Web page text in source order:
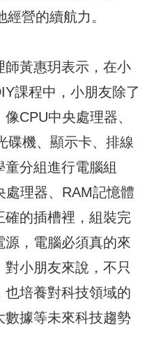
營的續航力。
師黃惠玥表示，在小
課程中，小朋友除了
CPU中央處理器、
碟機、顯示卡、排線
分組進行電腦組
處理器、RAM記憶體
確的插槽裡，組裝完
源，電腦必須真的來
小朋友來說，不只
培養對科技領域的
據等未來科技趨勢